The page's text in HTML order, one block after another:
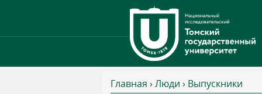
Главная › Люди › Выпускники